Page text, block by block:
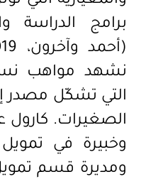
برامج الدراسة و
نشهد مواهب
التي تشكّل مصدر
الصغيرات. كارول
وخبيرة في
ومديرة قسم